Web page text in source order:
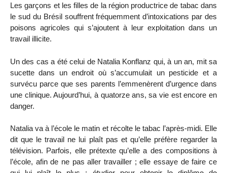
Les garçons et les filles de la région productrice de tabac dans
le sud du Brésil souffrent fréquemment d’intoxications par des
poisons agricoles qui s’ajoutent à leur exploitation dans un
travail illicite.
Un des cas a été celui de Natalia Konflanz qui, à un an, mit sa
sucette dans un endroit où s’accumulait un pesticide et a
survécu parce que ses parents l’emmenèrent d’urgence dans
une clinique. Aujourd’hui, à quatorze ans, sa vie est encore en
danger.
Natalia va à l’école le matin et récolte le tabac l’après-midi. Elle
dit que le travail ne lui plaît pas et qu’elle préfère regarder la
télévision. Parfois, elle prétexte qu’elle a des compositions à
l’école, afin de ne pas aller travailler ; elle essaye de faire ce